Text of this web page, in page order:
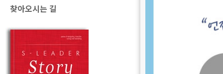
찾아오시는 길